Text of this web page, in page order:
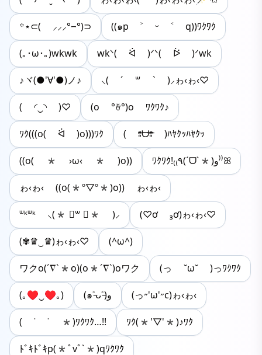
꙳⋆⊂( ⸝⸝⸝°⧿°)⊃ ((๑p ˃ ᵕ ˂ q))ﾜｸﾜｸ
(｡･ω･｡)wkwk wkᐠ( ᐛ )ᐟᐠ( ᐖ )ᐟwk
♪ヾ(●'∀'●)ノ♪ ⸜( ´ ꒳ ` )⸝ゎ‹ゎ‹♡
( ◜‿◝ )♡ (o °ꈊ°)o ﾜｸﾜｸ♪
ﾜｸ(((o( ᐛ )o)))ﾜｸ ( ᵒ̴̷͈ᗨᵒ̴̶̷͈ )ﾊﾔｸｯﾊﾔｸｯ
((o( * ›ω‹ * )o)) ﾜｸﾜｸ!₍₍٩(ˊᗜˋ*)و⁾⁾ꕤ
ゎ‹ゎ‹ ((o(*º▽º*)o)) ゎ‹ゎ‹
ᐜᵏᐜᵏ ⸜(* ॑꒳ ॑* )⸝ (♡ơ ₃ơ)ゎ‹ゎ‹♡
(✾♛‿♛)ゎ‹ゎ‹♡ (^ω^)
ワクo(´∇`*o)(o*´∇`)oワク (っ ˘ω˘ )っﾜｸﾜｸ
(｡♥‿♥｡) (๑˃̵ᴗ˂̵)و (っ˶'ω'˶c)ゎ‹ゎ‹
( ˙ ˙ *)ﾜｸﾜｸ…!! ﾜｸ(*'▽'*)♪ﾜｸ
ﾄﾞｷﾄﾞｷp(*ﾟvﾟ`*)qﾜｸﾜｸ